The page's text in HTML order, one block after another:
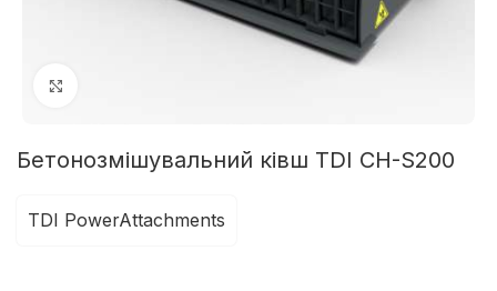
Бетонозмішувальний ківш TDI CH-S200
TDI PowerAttachments